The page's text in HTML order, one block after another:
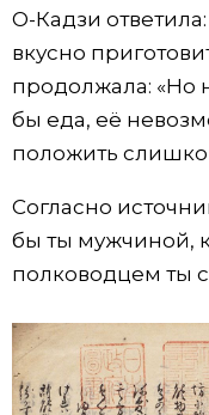
О-Кадзи
вкусно
продолжала: «Но
бы еда, её
положить
Согласно
бы ты мужчиной,
полководцем ты